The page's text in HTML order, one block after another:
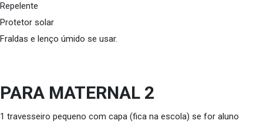
Repelente
Protetor solar
Fraldas e lenço úmido se usar.
PARA MATERNAL 2
1 travesseiro pequeno com capa (fica na escola) se for aluno